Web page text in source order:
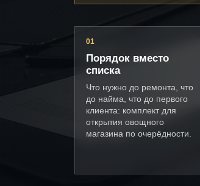
01
Порядок вместо
списка
Что нужно до ремонта, что
до найма, что до первого
клиента: комплект для
открытия овощного
магазина по очерёдности.